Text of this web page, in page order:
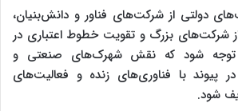
دولتی از شرکت‌های فناور و دانش‌بنیان،
از شرکت‌های بزرگ و تقویت خطوط اعتباری در
توجه شود که نقش شهرک‌های صنعتی و
پیوند با فناوری‌های زنده و فعالیت‌های
شود.